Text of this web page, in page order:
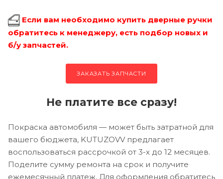
Если вам необходимо купить дверные ручки
обратитесь к менеджеру, есть подбор новых и
б/у запчастей.
ЗАКАЗАТЬ ЗАПЧАСТИ
Не платите все сразу!
Покраска автомобиля — может быть затратной для
вашего бюджета, KUTUZOVV предлагает
воспользоваться рассрочкой от 3-х до 12 месяцев.
Поделите сумму ремонта на срок и получите
ежемесячный платеж. Для оформления обратитесь